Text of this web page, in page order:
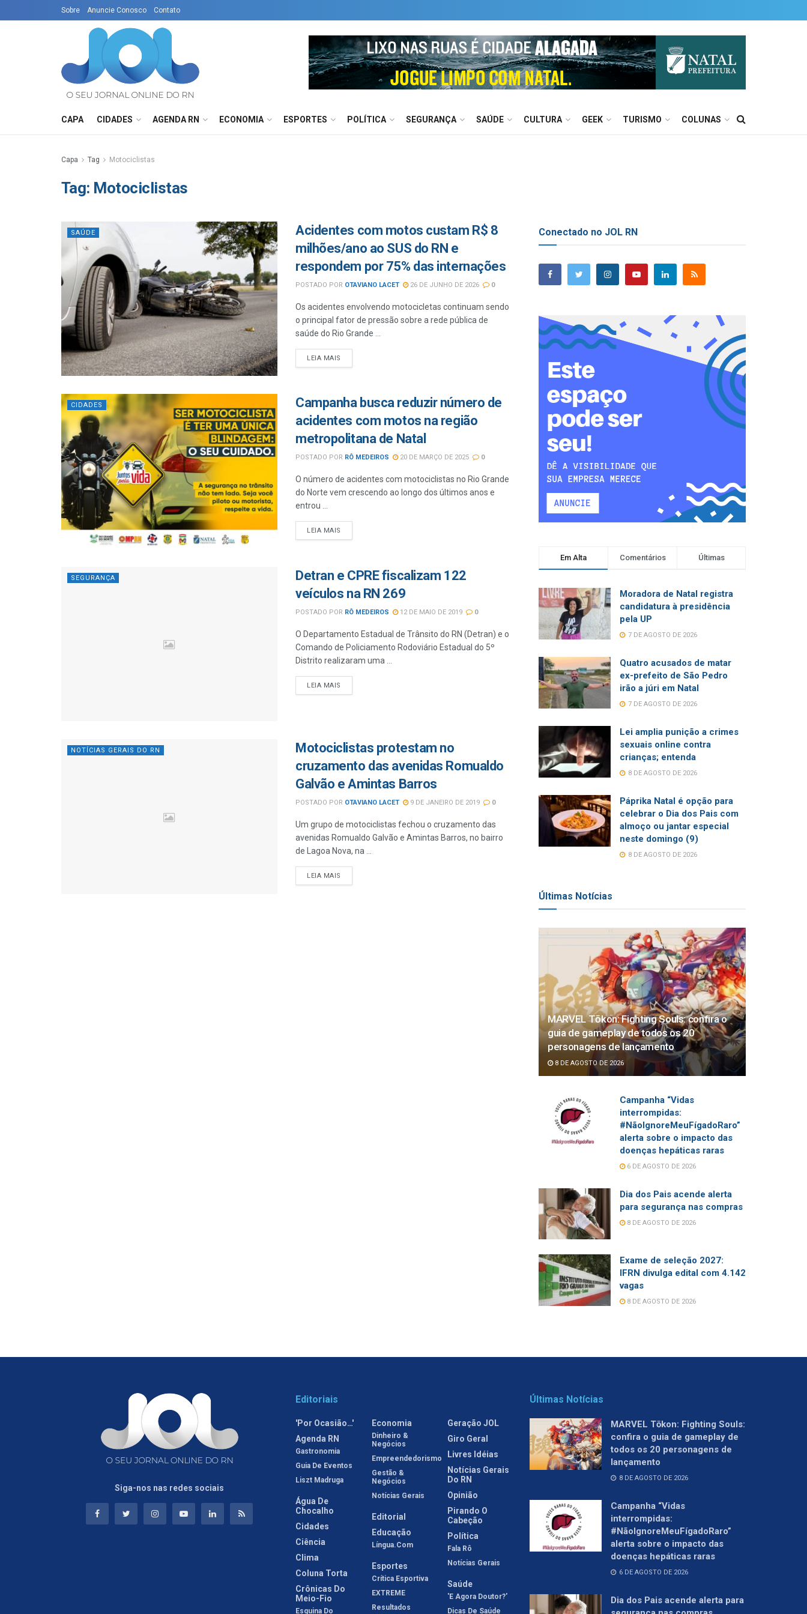
Sobre Anuncie Conosco Contato
CAPA CIDADES AGENDA RN ECONOMIA ESPORTES POLÍTICA SEGURANÇA SAÚDE CULTURA GEEK TURISMO COLUNAS
Capa Tag Motociclistas
Tag: Motociclistas
SAÚDE
Acidentes com motos custam R$ 8
milhões/ano ao SUS do RN e
respondem por 75% das internações
POSTADO POR OTAVIANO LACET 26 DE JUNHO DE 2026 0
Os acidentes envolvendo motocicletas continuam sendo
o principal fator de pressão sobre a rede pública de
saúde do Rio Grande ...
LEIA MAIS
CIDADES
Campanha busca reduzir número de
acidentes com motos na região
metropolitana de Natal
POSTADO POR RÔ MEDEIROS 20 DE MARÇO DE 2025 0
O número de acidentes com motociclistas no Rio Grande
do Norte vem crescendo ao longo dos últimos anos e
entrou ...
LEIA MAIS
SEGURANÇA
Detran e CPRE fiscalizam 122
veículos na RN 269
POSTADO POR RÔ MEDEIROS 12 DE MAIO DE 2019 0
O Departamento Estadual de Trânsito do RN (Detran) e o
Comando de Policiamento Rodoviário Estadual do 5º
Distrito realizaram uma ...
LEIA MAIS
NOTÍCIAS GERAIS DO RN
Motociclistas protestam no
cruzamento das avenidas Romualdo
Galvão e Amintas Barros
POSTADO POR OTAVIANO LACET 9 DE JANEIRO DE 2019 0
Um grupo de motociclistas fechou o cruzamento das
avenidas Romualdo Galvão e Amintas Barros, no bairro
de Lagoa Nova, na ...
LEIA MAIS
Conectado no JOL RN
Em Alta Comentários Últimas
Moradora de Natal registra
candidatura à presidência
pela UP
7 DE AGOSTO DE 2026
Quatro acusados de matar
ex-prefeito de São Pedro
irão a júri em Natal
7 DE AGOSTO DE 2026
Lei amplia punição a crimes
sexuais online contra
crianças; entenda
8 DE AGOSTO DE 2026
Páprika Natal é opção para
celebrar o Dia dos Pais com
almoço ou jantar especial
neste domingo (9)
8 DE AGOSTO DE 2026
Últimas Notícias
MARVEL Tōkon: Fighting Souls: confira o
guia de gameplay de todos os 20
personagens de lançamento
8 DE AGOSTO DE 2026
Campanha “Vidas
interrompidas:
#NãoIgnoreMeuFígadoRaro”
alerta sobre o impacto das
doenças hepáticas raras
6 DE AGOSTO DE 2026
Dia dos Pais acende alerta
para segurança nas compras
8 DE AGOSTO DE 2026
Exame de seleção 2027:
IFRN divulga edital com 4.142
vagas
8 DE AGOSTO DE 2026
Siga-nos nas redes sociais
Editoriais
'Por Ocasião…'
Agenda RN
Gastronomia
Guia De Eventos
Liszt Madruga
Água De
Chocalho
Cidades
Ciência
Clima
Coluna Torta
Crônicas Do
Meio-Fio
Esquina Do
Economia
Dinheiro &
Negócios
Empreendedorismo
Gestão &
Negócios
Notícias Gerais
Editorial
Educação
Língua.com
Esportes
Crítica Esportiva
EXTREME
Resultados
Geração JOL
Giro Geral
Livres Idéias
Notícias Gerais
Do RN
Opinião
Pirando O
Cabeção
Política
Fala Rô
Notícias Gerais
Saúde
'E Agora Doutor?'
Dicas De Saúde
Últimas Notícias
MARVEL Tōkon: Fighting Souls:
confira o guia de gameplay de
todos os 20 personagens de
lançamento
8 DE AGOSTO DE 2026
Campanha “Vidas
interrompidas:
#NãoIgnoreMeuFígadoRaro”
alerta sobre o impacto das
doenças hepáticas raras
6 DE AGOSTO DE 2026
Dia dos Pais acende alerta para